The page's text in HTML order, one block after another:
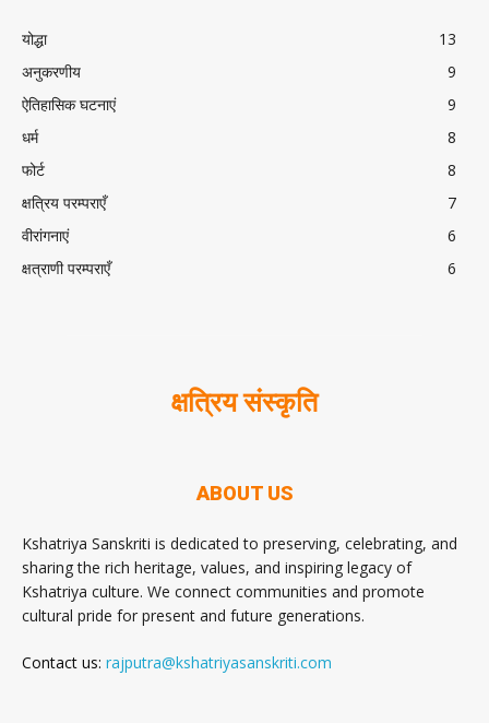
योद्धा
13
अनुकरणीय
9
ऐतिहासिक घटनाएं
9
धर्म
8
फोर्ट
8
क्षत्रिय परम्पराएँ
7
वीरांगनाएं
6
क्षत्राणी परम्पराएँ
6
क्षत्रिय संस्कृति
ABOUT US
Kshatriya Sanskriti is dedicated to preserving, celebrating, and
sharing the rich heritage, values, and inspiring legacy of
Kshatriya culture. We connect communities and promote
cultural pride for present and future generations.
Contact us: rajputra@kshatriyasanskriti.com